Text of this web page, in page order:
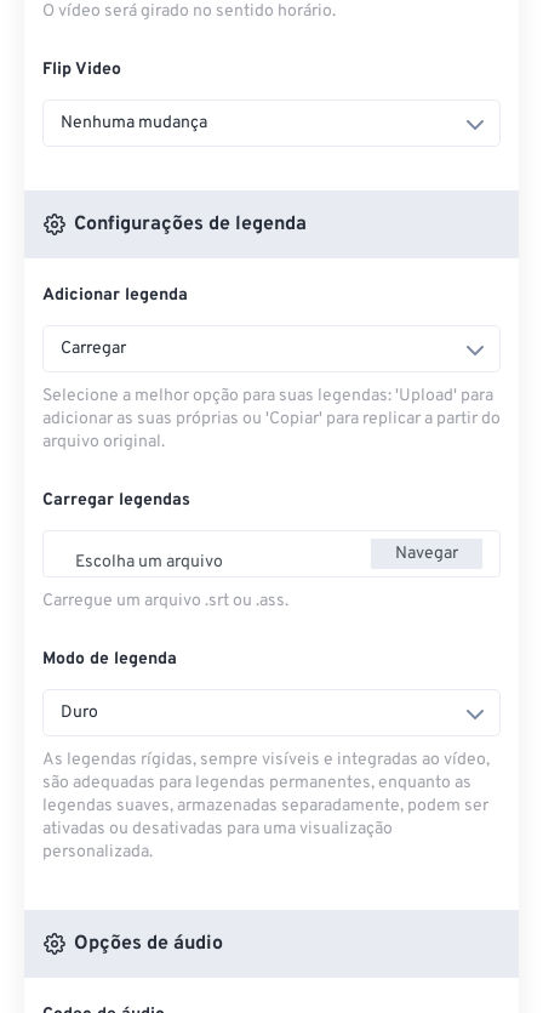
O vídeo será girado no sentido horário.
Flip Video
Nenhuma mudança
Configurações de legenda
Adicionar legenda
Carregar
Selecione a melhor opção para suas legendas: 'Upload' para
adicionar as suas próprias ou 'Copiar' para replicar a partir do
arquivo original.
Carregar legendas
Escolha um arquivo Navegar
Carregue um arquivo .srt ou .ass.
Modo de legenda
Duro
As legendas rígidas, sempre visíveis e integradas ao vídeo,
são adequadas para legendas permanentes, enquanto as
legendas suaves, armazenadas separadamente, podem ser
ativadas ou desativadas para uma visualização
personalizada.
Opções de áudio